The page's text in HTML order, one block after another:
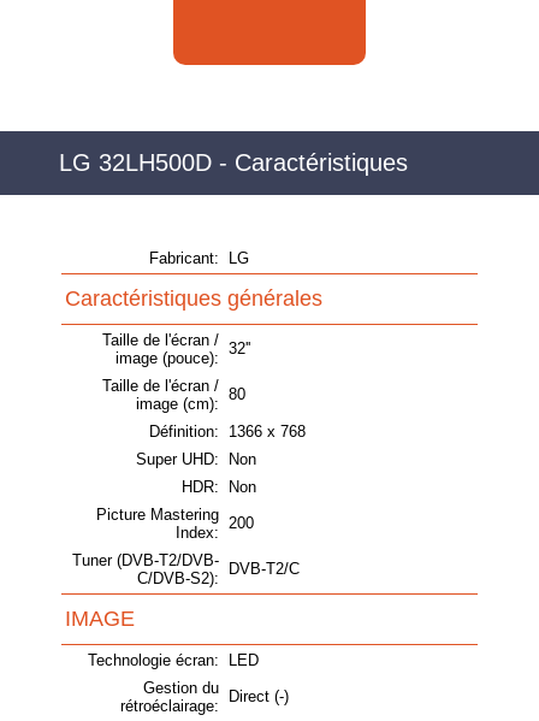
LG 32LH500D - Caractéristiques
Fabricant: LG
Caractéristiques générales
Taille de l'écran /
image (pouce):
32''
Taille de l'écran /
image (cm):
80
Définition:
1366 x 768
Super UHD:
Non
HDR:
Non
Picture Mastering
Index:
200
Tuner (DVB-T2/DVB-
C/DVB-S2):
DVB-T2/C
IMAGE
Technologie écran:
LED
Gestion du
rétroéclairage:
Direct (-)